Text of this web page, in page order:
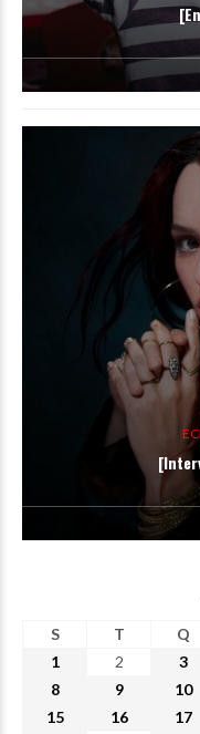
S
T Q
1
2 3
8
9 10
15
16 17